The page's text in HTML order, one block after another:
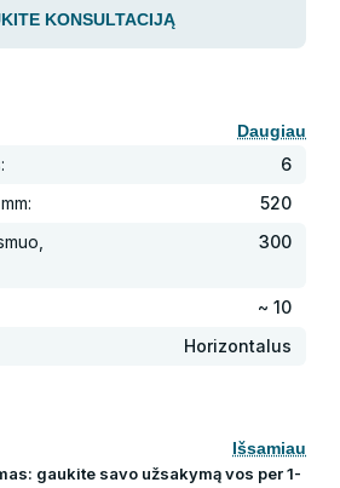
KONSULTACIJĄ
Daugiau
6
520
300
~ 10
Horizontalus
Išsamiau
gaukite savo užsakymą vos per 1-